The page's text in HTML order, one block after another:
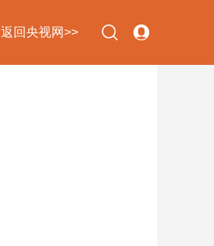
返回央视网>>